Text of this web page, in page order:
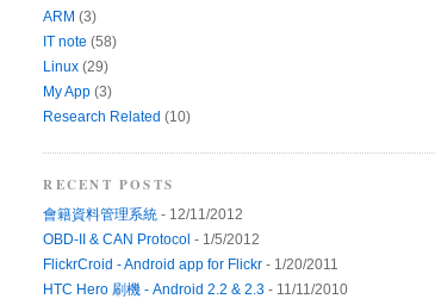
ARM (3)
IT note (58)
Linux (29)
My App (3)
Research Related (10)
RECENT POSTS
會籍資料管理系統 - 12/11/2012
OBD-II & CAN Protocol - 1/5/2012
FlickrCroid - Android app for Flickr - 1/20/2011
HTC Hero 刷機 - Android 2.2 & 2.3 - 11/11/2010